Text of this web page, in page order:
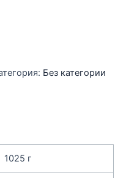
Без категории
1025 г